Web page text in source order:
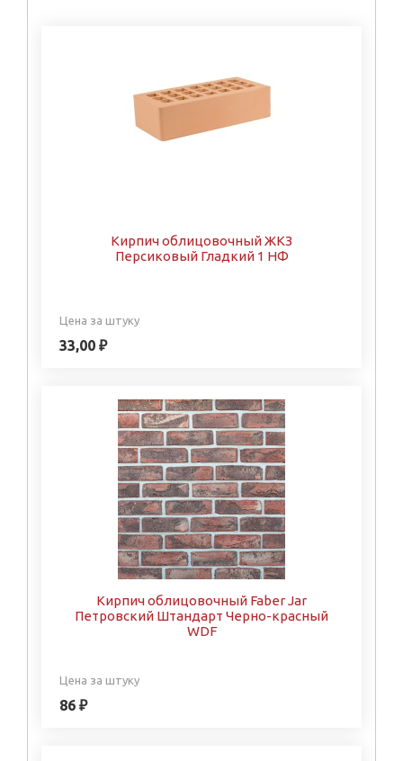
Кирпич облицовочный ЖКЗ
Персиковый Гладкий 1 НФ
Цена за штуку
33,00 ₽
Кирпич облицовочный Faber Jar
Петровский Штандарт Черно-красный
WDF
Цена за штуку
86 ₽